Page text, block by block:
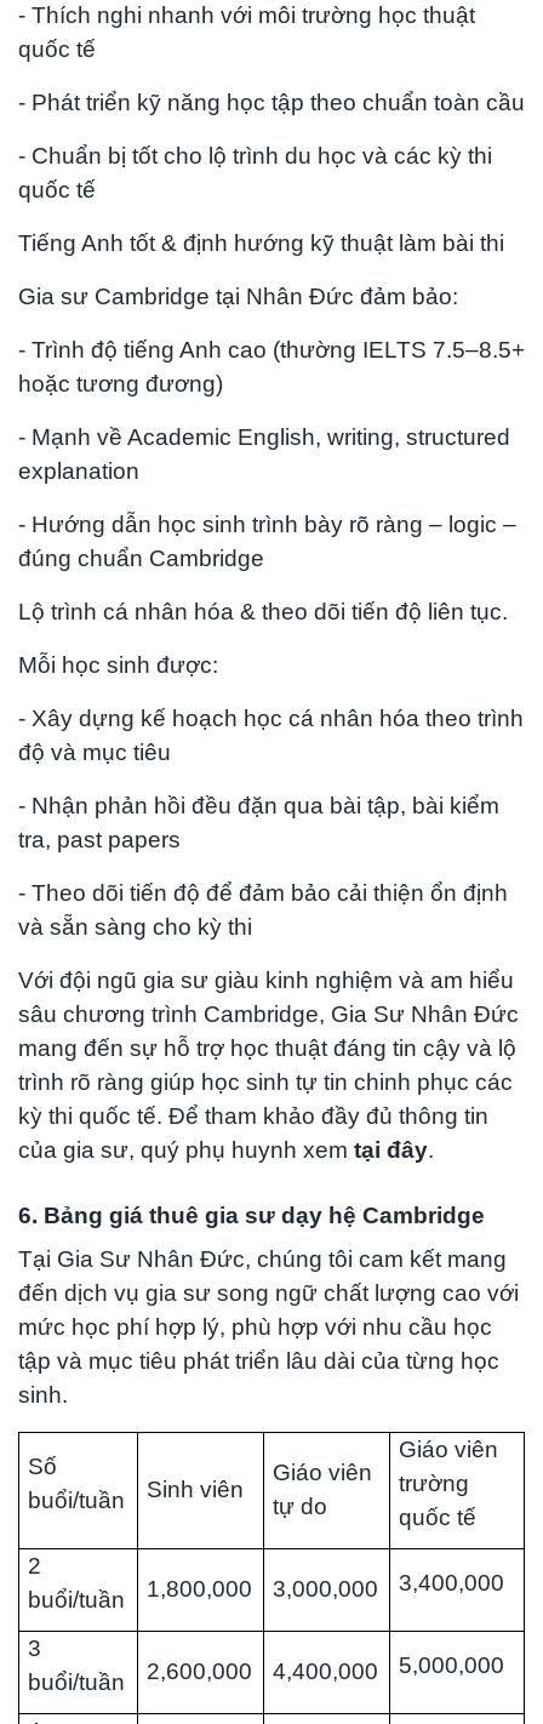
- Thích nghi nhanh với môi trường học thuật
quốc tế
- Phát triển kỹ năng học tập theo chuẩn toàn cầu
- Chuẩn bị tốt cho lộ trình du học và các kỳ thi
quốc tế
Tiếng Anh tốt & định hướng kỹ thuật làm bài thi
Gia sư Cambridge tại Nhân Đức đảm bảo:
- Trình độ tiếng Anh cao (thường IELTS 7.5–8.5+
hoặc tương đương)
- Mạnh về Academic English, writing, structured
explanation
- Hướng dẫn học sinh trình bày rõ ràng – logic –
đúng chuẩn Cambridge
Lộ trình cá nhân hóa & theo dõi tiến độ liên tục.
Mỗi học sinh được:
- Xây dựng kế hoạch học cá nhân hóa theo trình
độ và mục tiêu
- Nhận phản hồi đều đặn qua bài tập, bài kiểm
tra, past papers
- Theo dõi tiến độ để đảm bảo cải thiện ổn định
và sẵn sàng cho kỳ thi
Với đội ngũ gia sư giàu kinh nghiệm và am hiểu
sâu chương trình Cambridge, Gia Sư Nhân Đức
mang đến sự hỗ trợ học thuật đáng tin cậy và lộ
trình rõ ràng giúp học sinh tự tin chinh phục các
kỳ thi quốc tế. Để tham khảo đầy đủ thông tin
của gia sư, quý phụ huynh xem tại đây.
6. Bảng giá thuê gia sư dạy hệ Cambridge
Tại Gia Sư Nhân Đức, chúng tôi cam kết mang
đến dịch vụ gia sư song ngữ chất lượng cao với
mức học phí hợp lý, phù hợp với nhu cầu học
tập và mục tiêu phát triển lâu dài của từng học
sinh.
Số
buổi/tuần
Sinh viên
Giáo viên
tự do
Giáo viên
trường
quốc tế
2
buổi/tuần
1,800,000 3,000,000 3,400,000
3
buổi/tuần
2,600,000 4,400,000 5,000,000